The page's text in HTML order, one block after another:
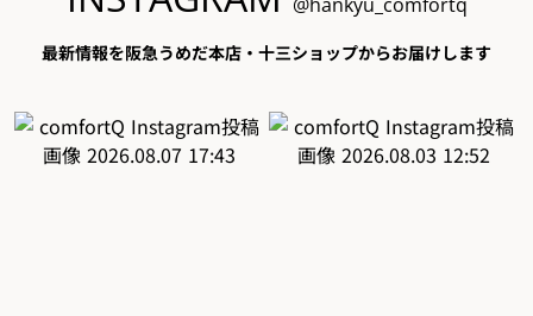
最新情報を阪急うめだ本店・十三ショップからお届けします